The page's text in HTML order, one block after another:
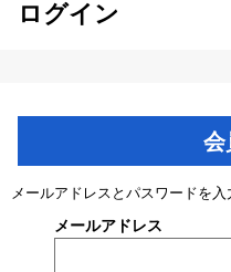
ログイン
会
メールアドレスとパスワードを入
メールアドレス